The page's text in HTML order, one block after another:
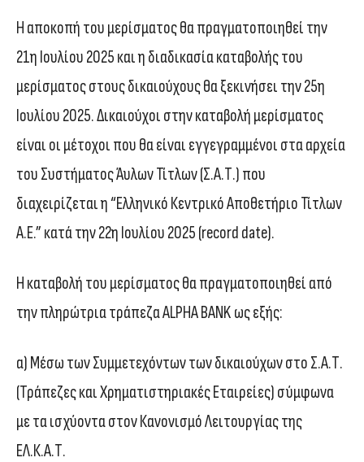
Η αποκοπή του μερίσματος θα πραγματοποιηθεί την
21η Ιουλίου 2025 και η διαδικασία καταβολής του
μερίσματος στους δικαιούχους θα ξεκινήσει την 25η
Ιουλίου 2025. Δικαιούχοι στην καταβολή μερίσματος
είναι οι μέτοχοι που θα είναι εγγεγραμμένοι στα αρχεία
του Συστήματος Άυλων Τίτλων (Σ.Α.Τ.) που
διαχειρίζεται η “Ελληνικό Κεντρικό Αποθετήριο Τίτλων
Α.Ε.” κατά την 22η Ιουλίου 2025 (record date).
Η καταβολή του μερίσματος θα πραγματοποιηθεί από
την πληρώτρια τράπεζα ALPHA BANK ως εξής:
α) Μέσω των Συμμετεχόντων των δικαιούχων στο Σ.Α.Τ.
(Τράπεζες και Χρηματιστηριακές Εταιρείες) σύμφωνα
με τα ισχύοντα στον Κανονισμό Λειτουργίας της
ΕΛ.Κ.Α.Τ.